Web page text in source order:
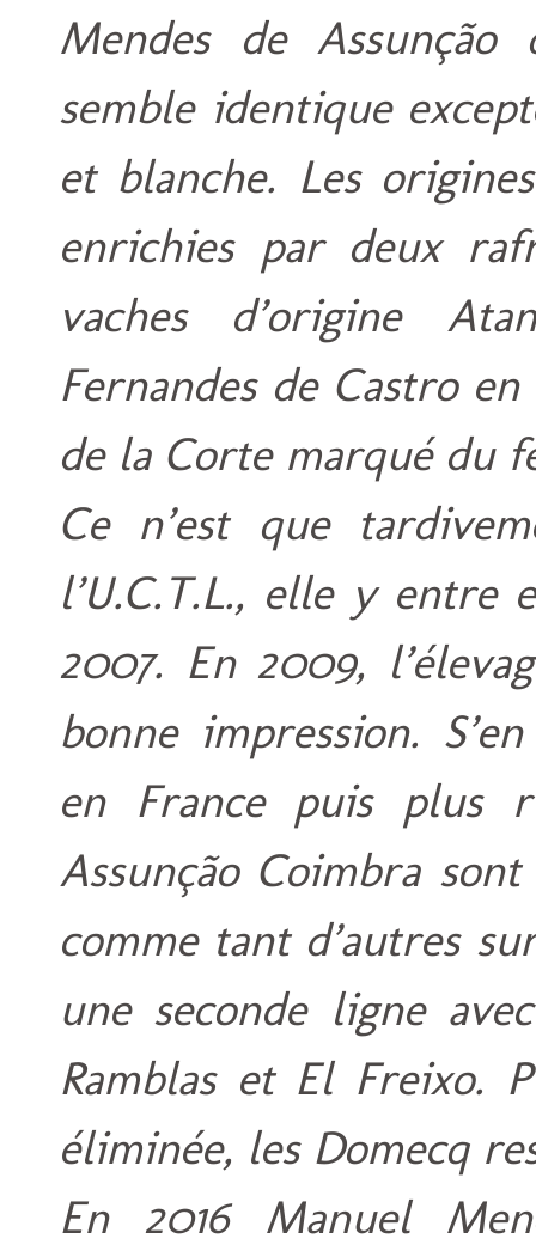
Mendes de
semble identique
et blanche. Les
enrichies par deux
vaches d’origine
Fernandes de Castro
de la Corte marqué du
Ce n’est que
l’U.C.T.L., elle y entre
2007. En 2009,
bonne impression.
en France puis plus
Assunção Coimbra
comme tant d’autres
une seconde ligne
Ramblas et El Freixo.
éliminée, les Domecq
En 2016 Manuel